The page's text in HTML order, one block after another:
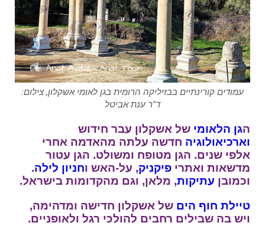
עמודים קורינתיים בבזיליקה הרומית בגן לאומי אשקלון, צילום:
ד"ר ענת אביטל
הגן הלאומי של אשקלון עבר חידוש
וארכיאולוגיה חדשה עלתה מהאדמה אחרי
אלפי שנים. הגן מטופח ומשולט. הגן עטור
מדשאות ואתרי פיקניק, על-האש וחניון לילה.
וכמובן עתיקות, מלאן, וגם מהקדומות בישראל.
טיילת חוף הים של אשקלון חדישה ומדהימה,
ויש בה שבילים רחבים להולכי רגל ולאופניים.